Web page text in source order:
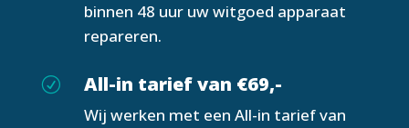
binnen 48 uur uw witgoed apparaat
repareren.
R All-in tarief van €69,-
Wij werken met een All-in tarief van